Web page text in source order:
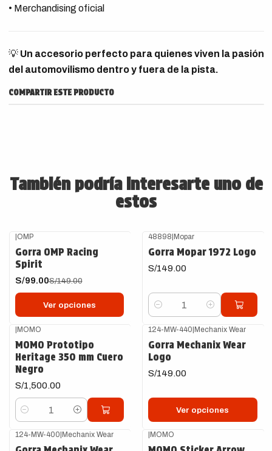
• Merchandising oficial
💡 Un accesorio perfecto para quienes viven la pasión
del automovilismo dentro y fuera de la pista.
COMPARTIR ESTE PRODUCTO
También podría interesarte uno de
estos
|OMP
Gorra OMP Racing
Spirit
S/99.00S/149.00
Ver opciones
48898|Mopar
Gorra Mopar 1972 Logo
S/149.00
Cantidad
|MOMO
MOMO Prototipo
Heritage 350 mm Cuero
Negro
S/1,500.00
Cantidad
124-MW-440|Mechanix Wear
Gorra Mechanix Wear
Logo
S/149.00
Ver opciones
124-MW-400|Mechanix Wear |MOMO